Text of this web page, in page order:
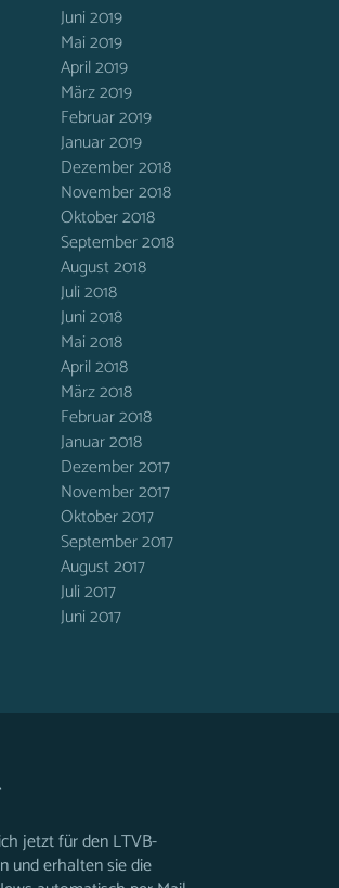
Juni 2019
Mai 2019
April 2019
März 2019
Februar 2019
Januar 2019
Dezember 2018
November 2018
Oktober 2018
September 2018
August 2018
Juli 2018
Juni 2018
Mai 2018
April 2018
März 2018
Februar 2018
Januar 2018
Dezember 2017
November 2017
Oktober 2017
September 2017
August 2017
Juli 2017
Juni 2017
jetzt für den LTVB-
und erhalten sie die